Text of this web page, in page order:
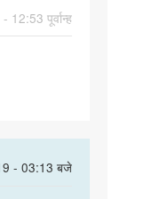
12:53 पूर्वान्ह
- 03:13 बजे